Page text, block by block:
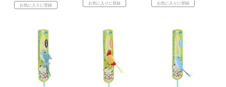
お気に入りに登録 お気に入りに登録 お気に入りに登録